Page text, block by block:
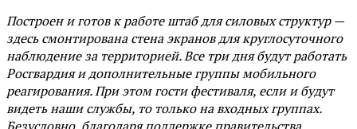
Построен и готов к работе штаб для силовых структур —
здесь смонтирована стена экранов для круглосуточного
наблюдение за территорией. Все три дня будут работать
Росгвардия и дополнительные группы мобильного
реагирования. При этом гости фестиваля, если и будут
видеть наши службы, то только на входных группах.